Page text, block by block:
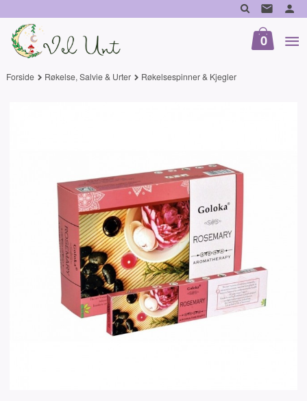
til
innholdet
0
Forside Røkelse, Salvie & Urter Røkelsespinner & Kjegler